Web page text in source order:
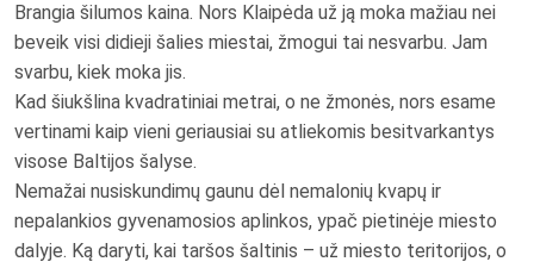
Brangia šilumos kaina. Nors Klaipėda už ją moka mažiau nei
beveik visi didieji šalies miestai, žmogui tai nesvarbu. Jam
svarbu, kiek moka jis.
Kad šiukšlina kvadratiniai metrai, o ne žmonės, nors esame
vertinami kaip vieni geriausiai su atliekomis besitvarkantys
visose Baltijos šalyse.
Nemažai nusiskundimų gaunu dėl nemalonių kvapų ir
nepalankios gyvenamosios aplinkos, ypač pietinėje miesto
dalyje. Ką daryti, kai taršos šaltinis – už miesto teritorijos, o